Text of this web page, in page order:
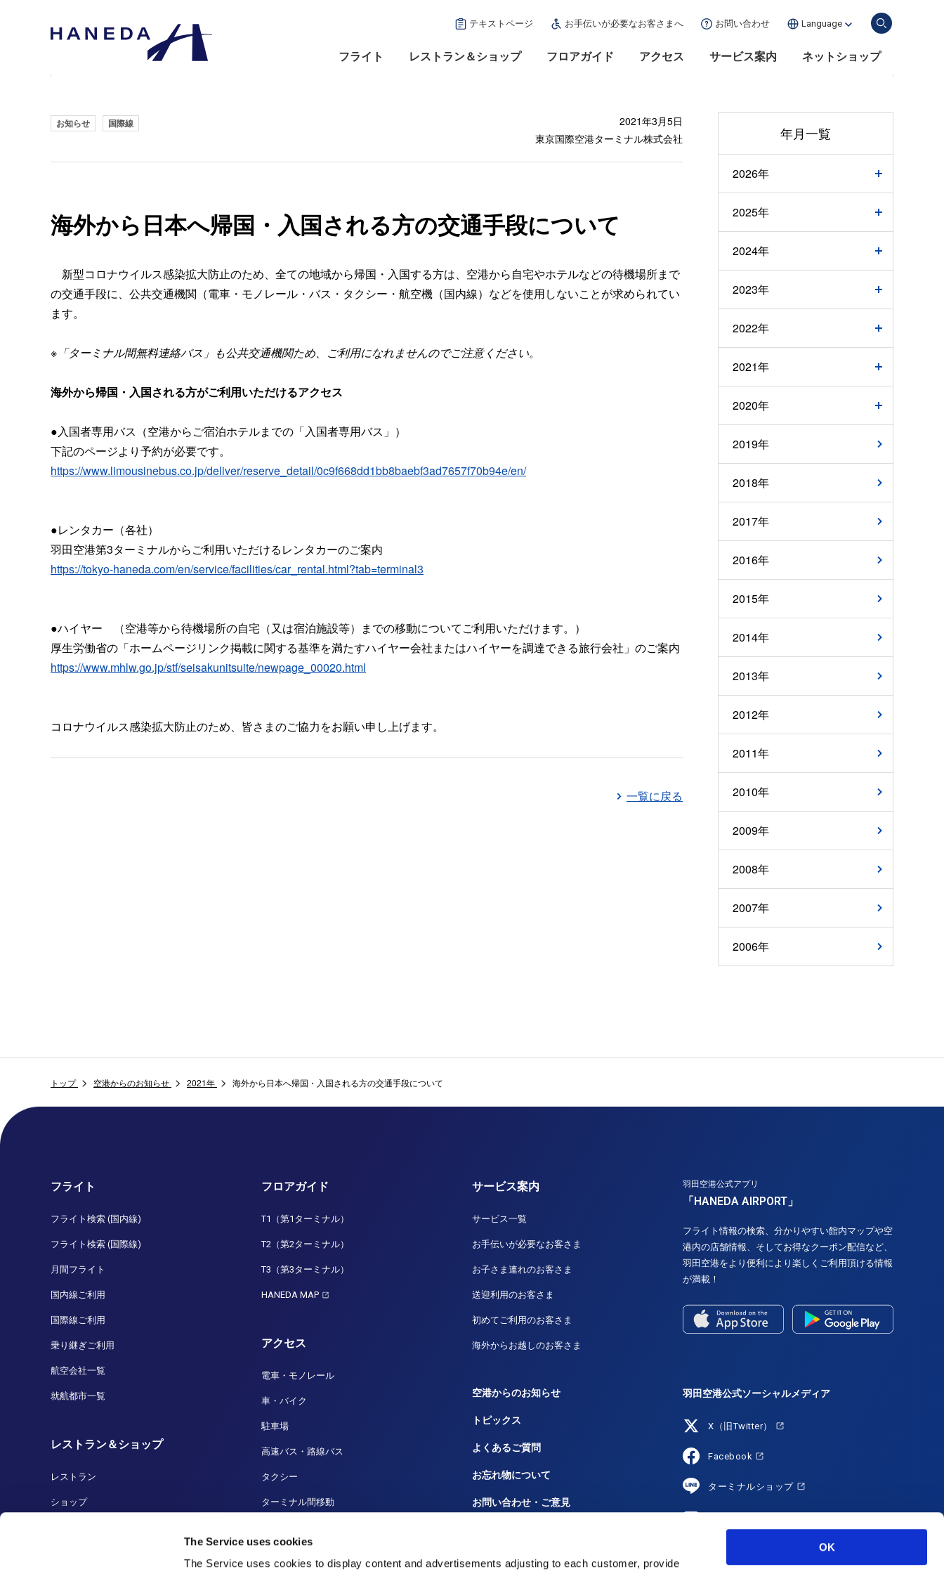
The Service uses cookies
The Service uses cookies to display content and advertisements adjusting to each customer, provide
OK
フライト レストラン＆ショップ フロアガイド アクセス サービス案内 ネットショップ
テキストページ お手伝いが必要なお客さまへ お問い合わせ Language
お知らせ 国際線
2021年3月5日
東京国際空港ターミナル株式会社
海外から日本へ帰国・入国される方の交通手段について
新型コロナウイルス感染拡大防止のため、全ての地域から帰国・入国する方は、空港から自宅やホテルなどの待機場所まで
の交通手段に、公共交通機関（電車・モノレール・バス・タクシー・航空機（国内線）などを使用しないことが求められてい
ます。
※ 「ターミナル間無料連絡バス」も公共交通機関ため、ご利用になれませんのでご注意ください。
海外から帰国・入国される方がご利用いただけるアクセス
●入国者専用バス（空港からご宿泊ホテルまでの「入国者専用バス」）
下記のページより予約が必要です。
https://www.limousinebus.co.jp/deliver/reserve_detail/0c9f668dd1bb8baebf3ad7657f70b94e/en/
●レンタカー（各社）
羽田空港第3ターミナルからご利用いただけるレンタカーのご案内
https://tokyo-haneda.com/en/service/facilities/car_rental.html?tab=terminal3
●ハイヤー （空港等から待機場所の自宅（又は宿泊施設等）までの移動についてご利用いただけます。）
厚生労働省の「ホームページリンク掲載に関する基準を満たすハイヤー会社またはハイヤーを調達できる旅行会社」のご案内
https://www.mhlw.go.jp/stf/seisakunitsuite/newpage_00020.html
コロナウイルス感染拡大防止のため、皆さまのご協力をお願い申し上げます。
一覧に戻る
年月一覧
2026年
2025年
2024年
2023年
2022年
2021年
2020年
2019年
2018年
2017年
2016年
2015年
2014年
2013年
2012年
2011年
2010年
2009年
2008年
2007年
2006年
トップ 空港からのお知らせ 2021年 海外から日本へ帰国・入国される方の交通手段について
フライト
フライト検索 (国内線)
フライト検索 (国際線)
月間フライト
国内線ご利用
国際線ご利用
乗り継ぎご利用
航空会社一覧
就航都市一覧
レストラン＆ショップ
レストラン
ショップ
フロアガイド
T1（第1ターミナル）
T2（第2ターミナル）
T3（第3ターミナル）
HANEDA MAP
アクセス
電車・モノレール
車・バイク
駐車場
高速バス・路線バス
タクシー
ターミナル間移動
サービス案内
サービス一覧
お手伝いが必要なお客さま
お子さま連れのお客さま
送迎利用のお客さま
初めてご利用のお客さま
海外からお越しのお客さま
空港からのお知らせ
トピックス
よくあるご質問
お忘れ物について
お問い合わせ・ご意見
大事なお知らせや規程
羽田空港公式アプリ
「HANEDA AIRPORT」
フライト情報の検索、分かりやすい館内マップや空
港内の店舗情報、そしてお得なクーポン配信など、
羽田空港をより便利により楽しくご利用頂ける情報
が満載！
羽田空港公式ソーシャルメディア
X（旧Twitter）
Facebook
ターミナルショップ